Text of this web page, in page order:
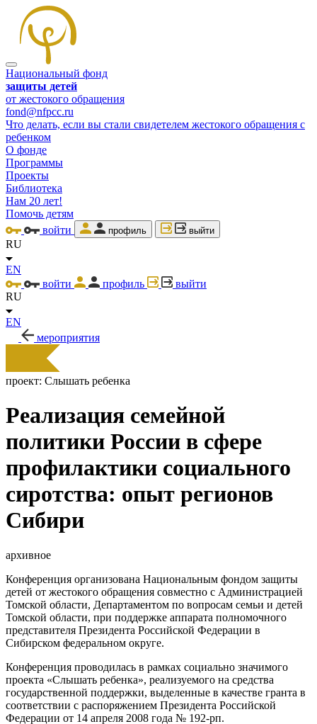
Национальный фонд
защиты детей
от жестокого обращения
fond@nfpcc.ru
Что делать, если вы стали свидетелем жестокого обращения с
ребенком
О фонде
Программы
Проекты
Библиотека
Нам 20 лет!
Помочь детям
войти
профиль выйти
RU
EN
войти
профиль
выйти
RU
EN
мероприятия
проект: Слышать ребенка
Реализация семейной
политики России в сфере
профилактики социального
сиротства: опыт регионов
Сибири
архивное
Конференция организована Национальным фондом защиты
детей от жестокого обращения совместно с Администрацией
Томской области, Департаментом по вопросам семьи и детей
Томской области, при поддержке аппарата полномочного
представителя Президента Российской Федерации в
Сибирском федеральном округе.
Конференция проводилась в рамках социально значимого
проекта «Слышать ребенка», реализуемого на средства
государственной поддержки, выделенные в качестве гранта в
соответствии с распоряжением Президента Российской
Федерации от 14 апреля 2008 года № 192-рп.